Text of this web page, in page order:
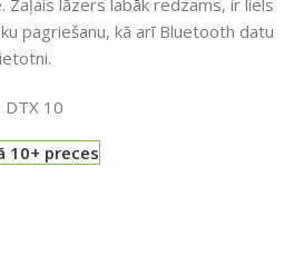
Zaļais lāzers labāk redzams, ir liels
pagriešanu, kā arī Bluetooth datu
DTX 10
10+ preces